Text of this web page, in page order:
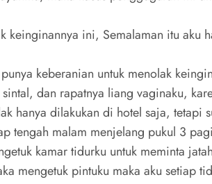
keinginannya ini, Semalaman itu aku
keberanian untuk menolak
dan rapatnya liang vaginaku,
hanya dilakukan di hotel saja, tetapi
tengah malam menjelang pukul 3
kamar tidurku untuk meminta
mengetuk pintuku maka aku setiap